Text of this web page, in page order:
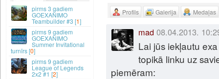
Profils Galerija Medaļas
mad 08.04.2013.
Lai jūs iekļautu
topikā linku uz
piemēram:
3 gadiem
GOEXANIMO
Teambuilder #3 [1]
9 gadiem
GOEXANIMO
Summer Invitational
turnīrs [0]
9 gadiem
League of Legends
2x2 #1 [2]